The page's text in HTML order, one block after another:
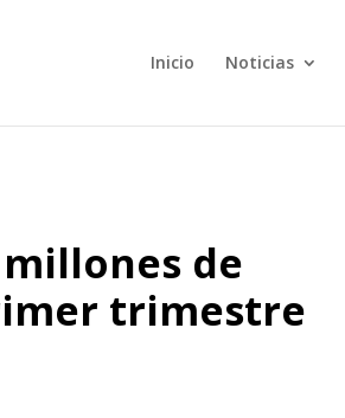
Inicio Noticias
de
trimestre